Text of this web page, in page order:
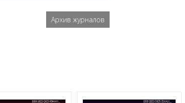
Архив журналов